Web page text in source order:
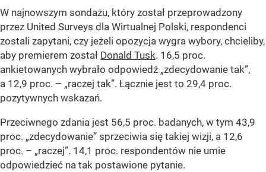
W najnowszym sondażu, który został przeprowadzony
przez United Surveys dla Wirtualnej Polski, respondenci
zostali zapytani, czy jeżeli opozycja wygra wybory, chcieliby,
aby premierem został Donald Tusk. 16,5 proc.
ankietowanych wybrało odpowiedź „zdecydowanie tak”,
a 12,9 proc. – „raczej tak”. Łącznie jest to 29,4 proc.
pozytywnych wskazań.
Przeciwnego zdania jest 56,5 proc. badanych, w tym 43,9
proc. „zdecydowanie” sprzeciwia się takiej wizji, a 12,6
proc. – „raczej”. 14,1 proc. respondentów nie umie
odpowiedzieć na tak postawione pytanie.